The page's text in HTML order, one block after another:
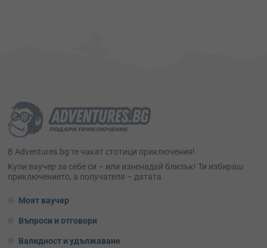
В Adventures.bg те чакат стотици приключения!
Kупи ваучер за себе си – или изненадай близък! Ти избираш
приключението, а получателя – датата.
Моят ваучер
Въпроси и отговори
Валидност и удължаване